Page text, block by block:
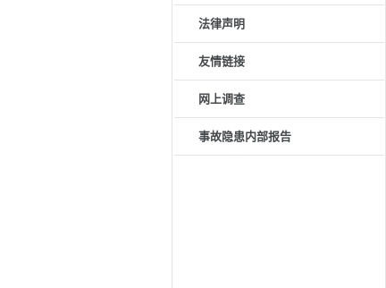
法律声明
友情链接
网上调查
事故隐患内部报告